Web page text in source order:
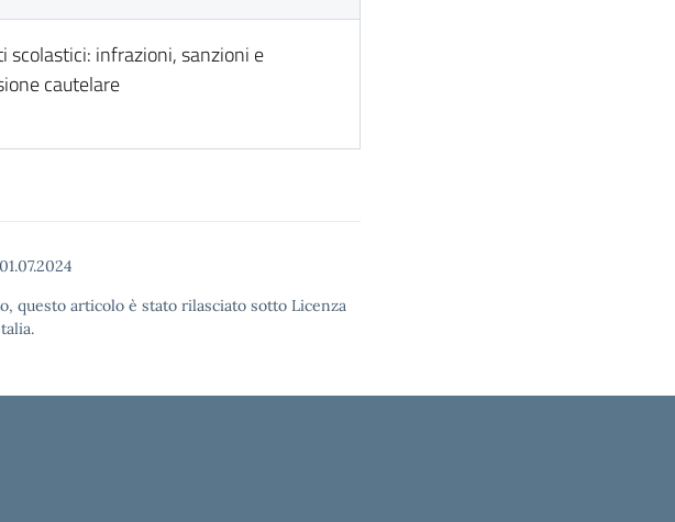
scolastici: infrazioni, sanzioni e
cautelare
01.07.2024
questo articolo è stato rilasciato sotto Licenza